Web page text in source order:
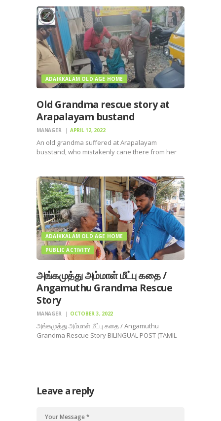
ADAIKKALAM OLD AGE HOME
Old Grandma rescue story at
Arapalayam bustand
MANAGER APRIL 12, 2022
An old grandma suffered at Arapalayam
busstand, who mistakenly cane there from her
oldage home and asked to help this old
grandmother. Our Adaikkalam…
ADAIKKALAM OLD AGE HOME
PUBLIC ACTIVITY
அங்கமுத்து அம்மாள் மீட்பு கதை /
Angamuthu Grandma Rescue
Story
MANAGER OCTOBER 3, 2022
அங்கமுத்து அம்மாள் மீட்பு கதை / Angamuthu
Grandma Rescue Story BILINGUAL POST (TAMIL
Leave a reply